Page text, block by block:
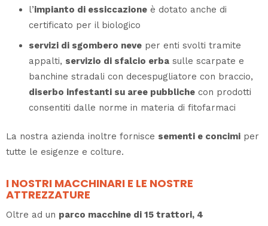
l’impianto di essiccazioneè dotato anche di
certificato per il biologico
servizi di sgombero neveper enti svolti tramite
appalti, servizio di sfalcio erbasulle scarpate e
banchine stradali con decespugliatore con braccio,
diserbo infestanti su aree pubblichecon prodotti
consentiti dalle norme in materia di fitofarmaci
La nostra azienda inoltre fornisce sementi e concimi per
tutte le esigenze e colture.
I NOSTRI MACCHINARI E LE NOSTRE
ATTREZZATURE
Oltre ad un parco macchine di 15 trattori, 4